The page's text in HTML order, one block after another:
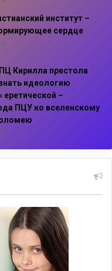
институт –
сердце
Кирилла престола
идеологию
еретической –
ПЦУ ко вселенскому